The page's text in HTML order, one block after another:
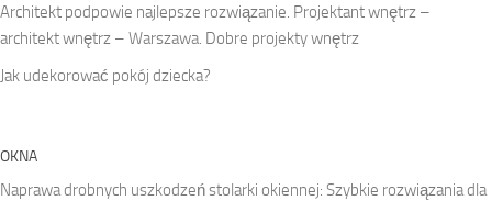
Architekt podpowie najlepsze rozwiązanie. Projektant wnętrz –
architekt wnętrz – Warszawa. Dobre projekty wnętrz
Jak udekorować pokój dziecka?
OKNA
Naprawa drobnych uszkodzeń stolarki okiennej: Szybkie rozwiązania dla